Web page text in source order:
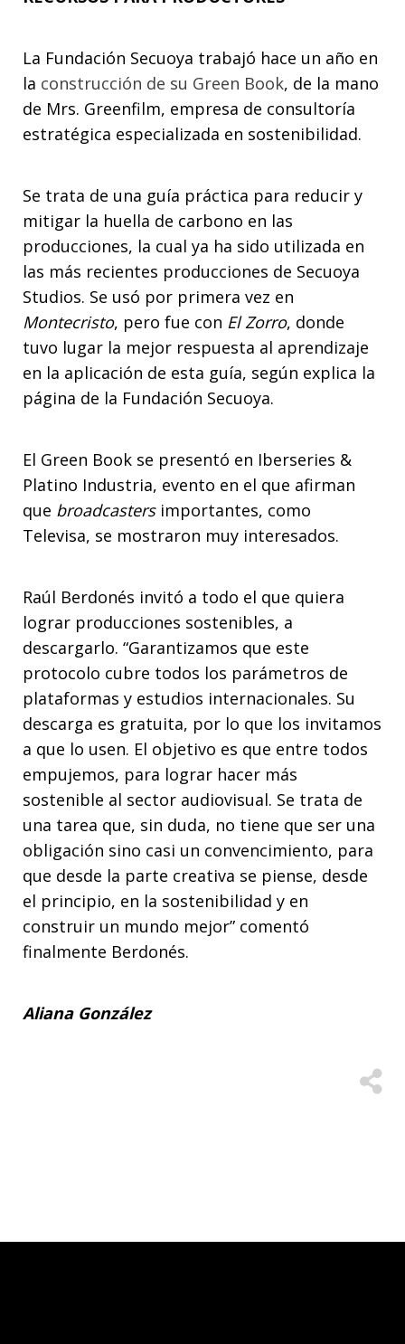
La Fundación Secuoya trabajó hace un año en
la construcción de su Green Book, de la mano
de Mrs. Greenfilm, empresa de consultoría
estratégica especializada en sostenibilidad.
Se trata de una guía práctica para reducir y
mitigar la huella de carbono en las
producciones, la cual ya ha sido utilizada en
las más recientes producciones de Secuoya
Studios. Se usó por primera vez en
Montecristo, pero fue con El Zorro, donde
tuvo lugar la mejor respuesta al aprendizaje
en la aplicación de esta guía, según explica la
página de la Fundación Secuoya.
El Green Book se presentó en Iberseries &
Platino Industria, evento en el que afirman
que broadcastersimportantes, como
Televisa, se mostraron muy interesados.
Raúl Berdonés invitó a todo el que quiera
lograr producciones sostenibles, a
descargarlo. “Garantizamos que este
protocolo cubre todos los parámetros de
plataformas y estudios internacionales. Su
descarga es gratuita, por lo que los invitamos
a que lo usen. El objetivo es que entre todos
empujemos, para lograr hacer más
sostenible al sector audiovisual. Se trata de
una tarea que, sin duda, no tiene que ser una
obligación sino casi un convencimiento, para
que desde la parte creativa se piense, desde
el principio, en la sostenibilidad y en
construir un mundo mejor” comentó
finalmente Berdonés.
Aliana González